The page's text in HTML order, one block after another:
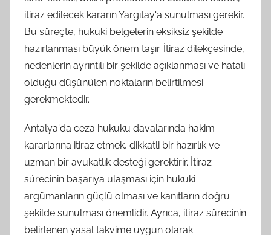
itiraz edilecek kararın Yargıtay'a sunulması gerekir.
Bu süreçte, hukuki belgelerin eksiksiz şekilde
hazırlanması büyük önem taşır. İtiraz dilekçesinde,
nedenlerin ayrıntılı bir şekilde açıklanması ve hatalı
olduğu düşünülen noktaların belirtilmesi
gerekmektedir.
Antalya'da ceza hukuku davalarında hakim
kararlarına itiraz etmek, dikkatli bir hazırlık ve
uzman bir avukatlık desteği gerektirir. İtiraz
sürecinin başarıya ulaşması için hukuki
argümanların güçlü olması ve kanıtların doğru
şekilde sunulması önemlidir. Ayrıca, itiraz sürecinin
belirlenen yasal takvime uygun olarak